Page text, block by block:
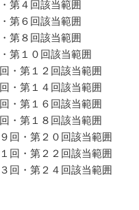
第４回該当範囲
第６回該当範囲
第８回該当範囲
第１０回該当範囲
・第１２回該当範囲
・第１４回該当範囲
・第１６回該当範囲
・第１８回該当範囲
回・第２０回該当範囲
回・第２２回該当範囲
回・第２４回該当範囲